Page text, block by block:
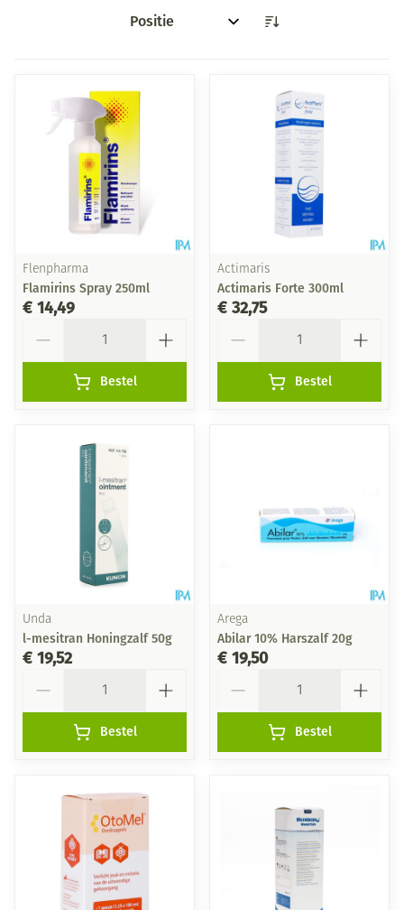
Sorteer op:
Flenpharma
Flamirins Spray 250ml
€ 14,49
Bestel
Actimaris
Actimaris Forte 300ml
€ 32,75
Bestel
Unda
l-mesitran Honingzalf 50g
€ 19,52
Bestel
Arega
Abilar 10% Harszalf 20g
€ 19,50
Bestel